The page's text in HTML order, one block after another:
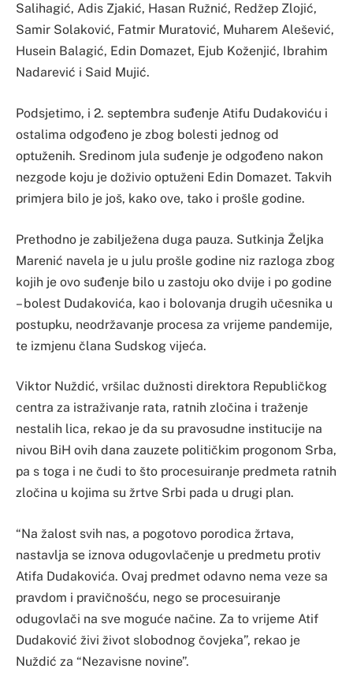
Salihagić, Adis Zjakić, Hasan Ružnić, Redžep Zlojić,
Samir Solaković, Fatmir Muratović, Muharem Alešević,
Husein Balagić, Edin Domazet, Ejub Koženjić, Ibrahim
Nadarević i Said Mujić.
Podsjetimo, i 2. septembra suđenje Atifu Dudakoviću i
ostalima odgođeno je zbog bolesti jednog od
optuženih. Sredinom jula suđenje je odgođeno nakon
nezgode koju je doživio optuženi Edin Domazet. Takvih
primjera bilo je još, kako ove, tako i prošle godine.
Prethodno je zabilježena duga pauza. Sutkinja Željka
Marenić navela je u julu prošle godine niz razloga zbog
kojih je ovo suđenje bilo u zastoju oko dvije i po godine
– bolest Dudakovića, kao i bolovanja drugih učesnika u
postupku, neodržavanje procesa za vrijeme pandemije,
te izmjenu člana Sudskog vijeća.
Viktor Nuždić, vršilac dužnosti direktora Republičkog
centra za istraživanje rata, ratnih zločina i traženje
nestalih lica, rekao je da su pravosudne institucije na
nivou BiH ovih dana zauzete političkim progonom Srba,
pa s toga i ne čudi to što procesuiranje predmeta ratnih
zločina u kojima su žrtve Srbi pada u drugi plan.
“Na žalost svih nas, a pogotovo porodica žrtava,
nastavlja se iznova odugovlačenje u predmetu protiv
Atifa Dudakovića. Ovaj predmet odavno nema veze sa
pravdom i pravičnošću, nego se procesuiranje
odugovlači na sve moguće načine. Za to vrijeme Atif
Dudaković živi život slobodnog čovjeka”, rekao je
Nuždić za “Nezavisne novine”.